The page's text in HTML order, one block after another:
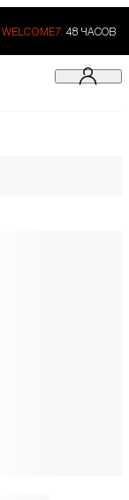
WELCOME7. 48 ЧАСОВ